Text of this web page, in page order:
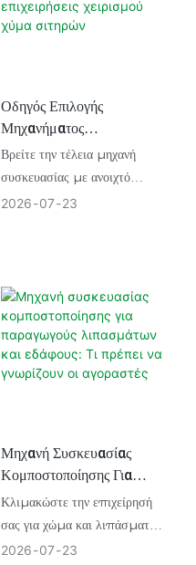
Οδηγός Επιλογής
Μηχανήματος
Συσκευασίας Σιτηρών Για
Επιχειρήσεις Χειρισμού
Χύμα Σιτηρών
Βρείτε την τέλεια μηχανή
συσκευασίας με ανοιχτό
στόμιο για τη γραμμή χύμα
μεγιστοποίησης της
απόδοσης επένδυσης (ROI)
του συστήματός σας.
2026 07 23
Μηχανή Συσκευασίας
Κομποστοποίησης Για
Παραγωγούς Λιπασμάτων
Και Εδάφους: Τι Πρέπει
Να Γνωρίζουν Οι
Κλιμακώστε την επιχείρησή
σας για χώμα και λιπάσματα
με αυτοματοποιημένες
2026 07 23